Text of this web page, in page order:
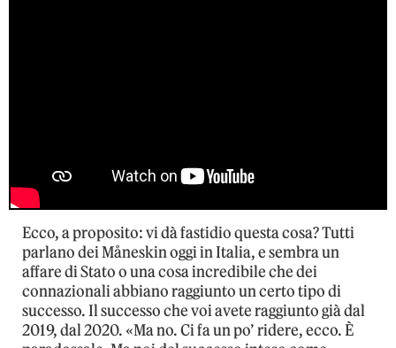
Ecco, a proposito: vi dà fastidio questa cosa? Tutti
parlano dei Måneskin oggi in Italia, e sembra un
affare di Stato o una cosa incredibile che dei
connazionali abbiano raggiunto un certo tipo di
successo. Il successo che voi avete raggiunto già dal
2019, dal 2020. «Ma no. Ci fa un po’ ridere, ecco. È